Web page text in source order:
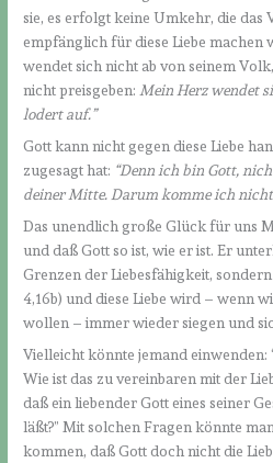
sie, es erfolgt keine Umkehr, die das
empfänglich für diese Liebe machen
wendet sich nicht ab von seinem
nicht preisgeben: Mein Herz wendet
lodert auf.”
Gott kann nicht gegen diese Liebe
zugesagt hat: “Denn ich bin Gott,
deiner Mitte. Darum komme ich
Das unendlich große Glück für uns
und daß Gott so ist, wie er ist. Er
Grenzen der Liebesfähigkeit, sondern
4,16b) und diese Liebe wird – wenn
wollen – immer wieder siegen und
Vielleicht könnte jemand einwenden:
Wie ist das zu vereinbaren mit der
daß ein liebender Gott eines seiner
läßt?” Mit solchen Fragen könnte
kommen, daß Gott doch nicht die